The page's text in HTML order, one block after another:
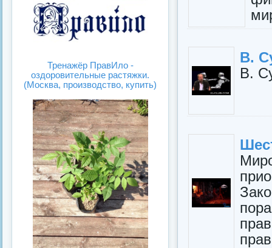
В.
В.
Тренажёр ПравИло -
оздоровительные растяжки.
(Москва, производство, купить)